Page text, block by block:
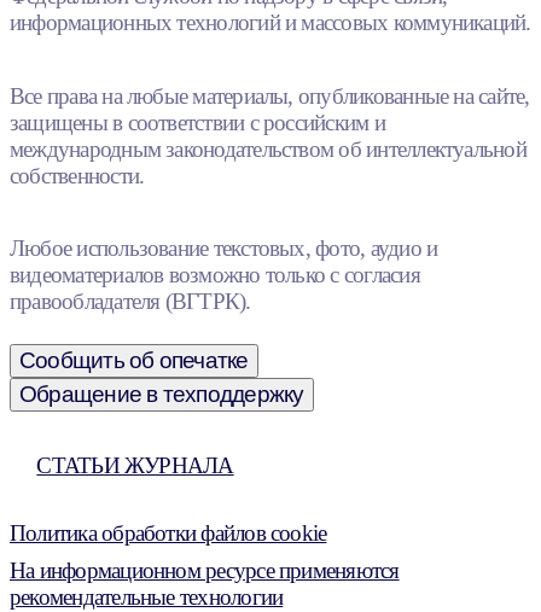
информационных технологий и массовых коммуникаций.
Все права на любые материалы, опубликованные на сайте,
защищены в соответствии с российским и
международным законодательством об интеллектуальной
собственности.
Любое использование текстовых, фото, аудио и
видеоматериалов возможно только с согласия
правообладателя (ВГТРК).
Сообщить об опечатке
Обращение в техподдержку
СТАТЬИ ЖУРНАЛА
Политика обработки файлов cookie
На информационном ресурсе применяются
рекомендательные технологии